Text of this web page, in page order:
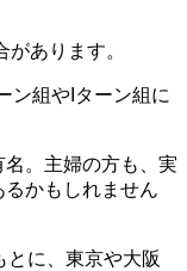
あります。
ン組やIターン組に
。主婦の方も、実
かもしれません
に、東京や大阪